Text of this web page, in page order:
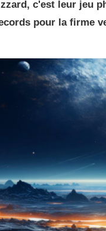
c'est leur jeu
pour la firme